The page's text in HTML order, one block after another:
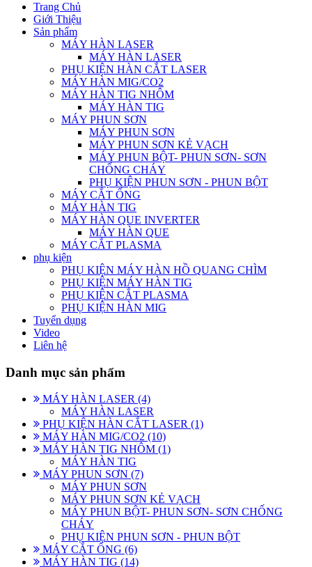
Trang Chủ
Giới Thiệu
Sản phẩm
MÁY HÀN LASER
MÁY HÀN LASER
PHỤ KIỆN HÀN CẮT LASER
MÁY HÀN MIG/CO2
MÁY HÀN TIG NHÔM
MÁY HÀN TIG
MÁY PHUN SƠN
MÁY PHUN SƠN
MÁY PHUN SƠN KẺ VẠCH
MÁY PHUN BỘT- PHUN SƠN- SƠN
CHỐNG CHÁY
PHỤ KIỆN PHUN SƠN - PHUN BỘT
MÁY CẮT ỐNG
MÁY HÀN TIG
MÁY HÀN QUE INVERTER
MÁY HÀN QUE
MÁY CẮT PLASMA
phụ kiện
PHỤ KIỆN MÁY HÀN HỒ QUANG CHÌM
PHỤ KIỆN MÁY HÀN TIG
PHỤ KIỆN CẮT PLASMA
PHỤ KIỆN HÀN MIG
Tuyển dụng
Video
Liên hệ
Danh mục sản phẩm
MÁY HÀN LASER (4)
MÁY HÀN LASER
PHỤ KIỆN HÀN CẮT LASER (1)
MÁY HÀN MIG/CO2 (10)
MÁY HÀN TIG NHÔM (1)
MÁY HÀN TIG
MÁY PHUN SƠN (7)
MÁY PHUN SƠN
MÁY PHUN SƠN KẺ VẠCH
MÁY PHUN BỘT- PHUN SƠN- SƠN CHỐNG
CHÁY
PHỤ KIỆN PHUN SƠN - PHUN BỘT
MÁY CẮT ỐNG (6)
MÁY HÀN TIG (14)